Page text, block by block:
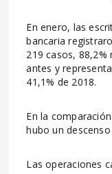
En enero, las
bancaria
219 casos,
antes y
41,1% de 2018.
En la
hubo un
Las operaciones